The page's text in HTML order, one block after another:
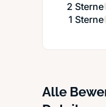
2 Sterne
1 Sterne
Alle